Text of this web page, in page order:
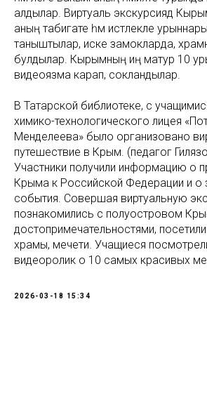
алдылар. Виртуаль экскурсиядә
аның табигате һәм истәлекле
таныштылар, иске замокларда,
булдылар. Кырымның иң матур 10
видеоязма карап, сокландылар.
В Татарской библиотеке, с
химико-технологического лицея
Менделеева» было организовано
путешествие в Крым. (педагог
Участники получили информацию о
Крыма к Российской Федерации и о
события. Совершая виртуальную
познакомились с полуостровом
достопримечательностями,
храмы, мечети. Учащиеся
видеоролик о 10 самых красивых
2026-03-18 15:34